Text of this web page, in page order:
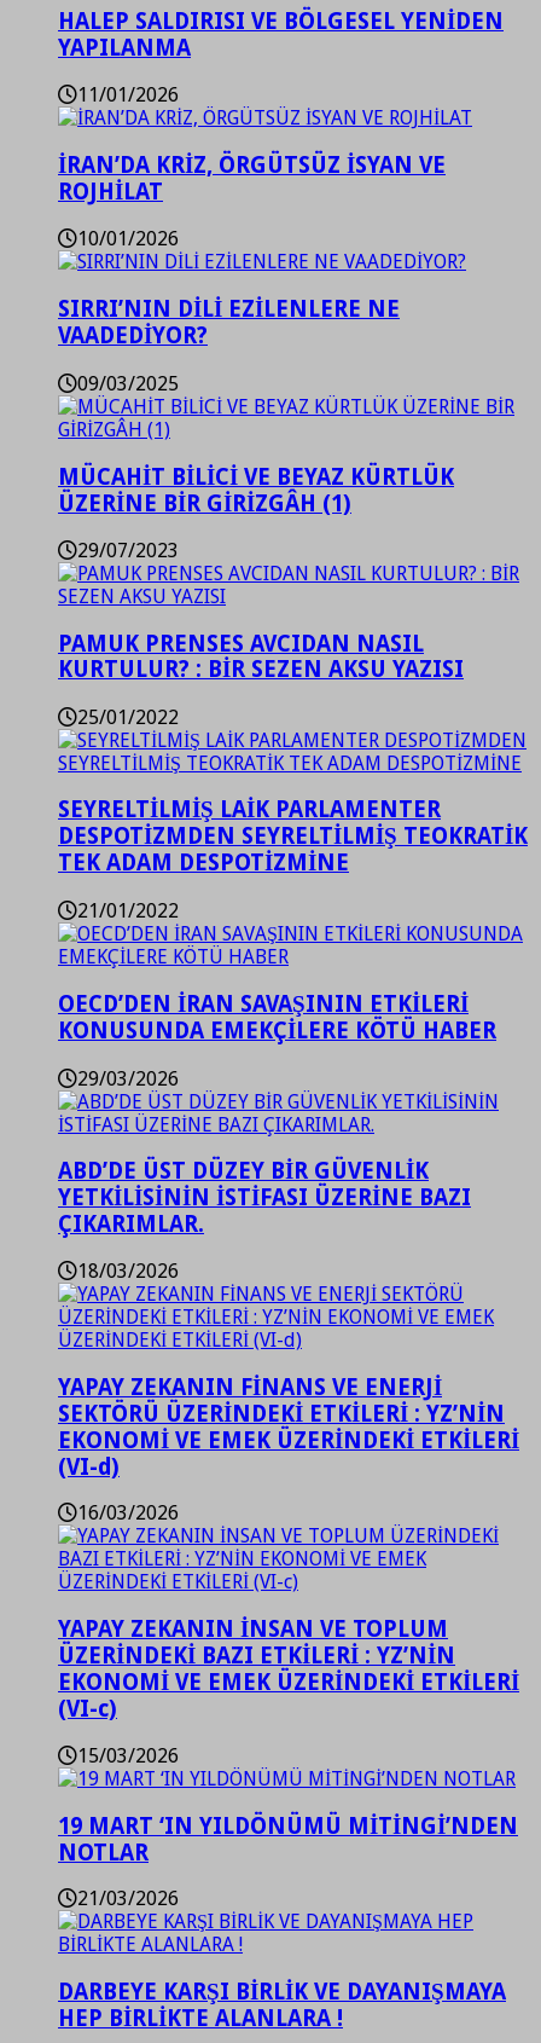
HALEP SALDIRISI VE BÖLGESEL YENİDEN
YAPILANMA
11/01/2026
İRAN’DA KRİZ, ÖRGÜTSÜZ İSYAN VE
ROJHİLAT
10/01/2026
SIRRI’NIN DİLİ EZİLENLERE NE
VAADEDİYOR?
09/03/2025
MÜCAHİT BİLİCİ VE BEYAZ KÜRTLÜK
ÜZERİNE BİR GİRİZGÂH (1)
29/07/2023
PAMUK PRENSES AVCIDAN NASIL
KURTULUR? : BİR SEZEN AKSU YAZISI
25/01/2022
SEYRELTİLMİŞ LAİK PARLAMENTER
DESPOTİZMDEN SEYRELTİLMİŞ TEOKRATİK
TEK ADAM DESPOTİZMİNE
21/01/2022
OECD’DEN İRAN SAVAŞININ ETKİLERİ
KONUSUNDA EMEKÇİLERE KÖTÜ HABER
29/03/2026
ABD’DE ÜST DÜZEY BİR GÜVENLİK
YETKİLİSİNİN İSTİFASI ÜZERİNE BAZI
ÇIKARIMLAR.
18/03/2026
YAPAY ZEKANIN FİNANS VE ENERJİ
SEKTÖRÜ ÜZERİNDEKİ ETKİLERİ : YZ’NİN
EKONOMİ VE EMEK ÜZERİNDEKİ ETKİLERİ
(VI-d)
16/03/2026
YAPAY ZEKANIN İNSAN VE TOPLUM
ÜZERİNDEKİ BAZI ETKİLERİ : YZ’NİN
EKONOMİ VE EMEK ÜZERİNDEKİ ETKİLERİ
(VI-c)
15/03/2026
19 MART ‘IN YILDÖNÜMÜ MİTİNGİ’NDEN
NOTLAR
21/03/2026
DARBEYE KARŞI BİRLİK VE DAYANIŞMAYA
HEP BİRLİKTE ALANLARA !